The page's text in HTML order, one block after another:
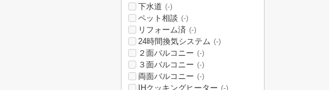
下水道 (-)
ペット相談 (-)
リフォーム済 (-)
24時間換気システム (-)
２面バルコニー (-)
３面バルコニー (-)
両面バルコニー (-)
IHクッキングヒーター (-)